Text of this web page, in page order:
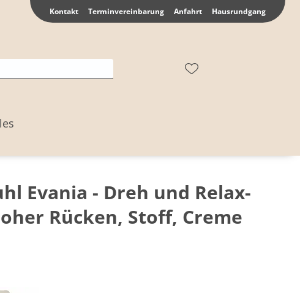
Kontakt Terminvereinbarung Anfahrt Hausrundgang
Evania - Dreh und Relax-
Rücken, Stoff, Creme